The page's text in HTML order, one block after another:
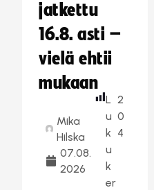
jatkettu
16.8. asti –
vielä ehtii
mukaan
Mika
Hilska
07.08.
2026
L
u
k
u
k
er
2
0
4